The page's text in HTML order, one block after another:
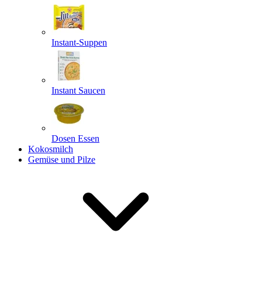
Instant-Suppen
Instant Saucen
Dosen Essen
Kokosmilch
Gemüse und Pilze